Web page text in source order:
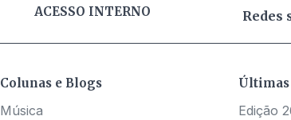
ACESSO INTERNO Redes
Colunas e Blogs
Música
Últimas
Edição